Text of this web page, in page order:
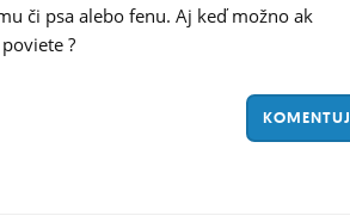
či psa alebo fenu. Aj keď možno ak
?
KOMENTUJ